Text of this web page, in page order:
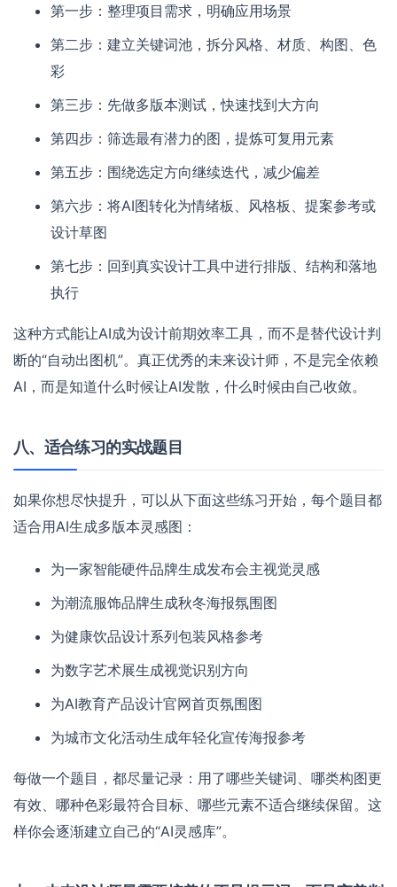
第一步：整理项目需求，明确应用场景
第二步：建立关键词池，拆分风格、材质、构图、色
彩
第三步：先做多版本测试，快速找到大方向
第四步：筛选最有潜力的图，提炼可复用元素
第五步：围绕选定方向继续迭代，减少偏差
第六步：将AI图转化为情绪板、风格板、提案参考或
设计草图
第七步：回到真实设计工具中进行排版、结构和落地
执行
这种方式能让AI成为设计前期效率工具，而不是替代设计判
断的“自动出图机”。真正优秀的未来设计师，不是完全依赖
AI，而是知道什么时候让AI发散，什么时候由自己收敛。
八、适合练习的实战题目
如果你想尽快提升，可以从下面这些练习开始，每个题目都
适合用AI生成多版本灵感图：
为一家智能硬件品牌生成发布会主视觉灵感
为潮流服饰品牌生成秋冬海报氛围图
为健康饮品设计系列包装风格参考
为数字艺术展生成视觉识别方向
为AI教育产品设计官网首页氛围图
为城市文化活动生成年轻化宣传海报参考
每做一个题目，都尽量记录：用了哪些关键词、哪类构图更
有效、哪种色彩最符合目标、哪些元素不适合继续保留。这
样你会逐渐建立自己的“AI灵感库”。